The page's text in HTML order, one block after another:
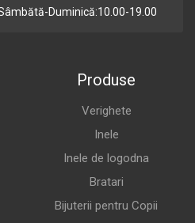
Duminică:10.00-19.00
Produse
Verighete
Inele
Inele de logodna
Bratari
Bijuterii pentru Copii